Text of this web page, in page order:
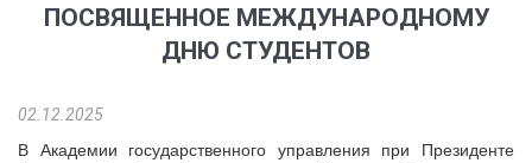
ПОСВЯЩЕННОЕ МЕЖДУНАРОДНОМУ
ДНЮ СТУДЕНТОВ
02.12.2025
В Академии государственного управления при Президенте